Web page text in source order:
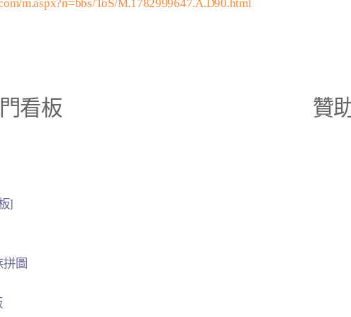
m.aspx?n=bbs/ToS/M.1782999647.A.D90.html
看板
]
拼圖
贊